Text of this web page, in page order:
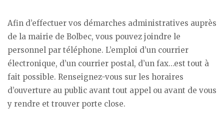
Afin d’effectuer vos démarches administratives auprès
de la mairie de Bolbec, vous pouvez joindre le
personnel par téléphone. L’emploi d’un courrier
électronique, d’un courrier postal, d’un fax…est tout à
fait possible. Renseignez-vous sur les horaires
d’ouverture au public avant tout appel ou avant de vous
y rendre et trouver porte close.